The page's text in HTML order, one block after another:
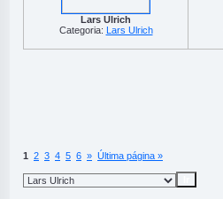
Lars Ulrich
Categoria: Lars Ulrich
1 2 3 4 5 6 » Última página »